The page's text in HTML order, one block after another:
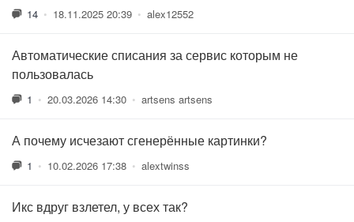
14 • 18.11.2025 20:39 • alex12552
Автоматические списания за сервис которым не
пользовалась
1 • 20.03.2026 14:30 • artsens artsens
А почему исчезают сгенерённые картинки?
1 • 10.02.2026 17:38 • alextwinss
Икс вдруг взлетел, у всех так?